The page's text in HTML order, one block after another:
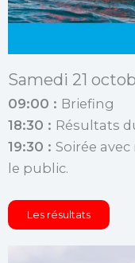
Samedi 21
09:00 : Briefing
18:30 : Résultats
19:30 : Soirée
le public.
Les résultats